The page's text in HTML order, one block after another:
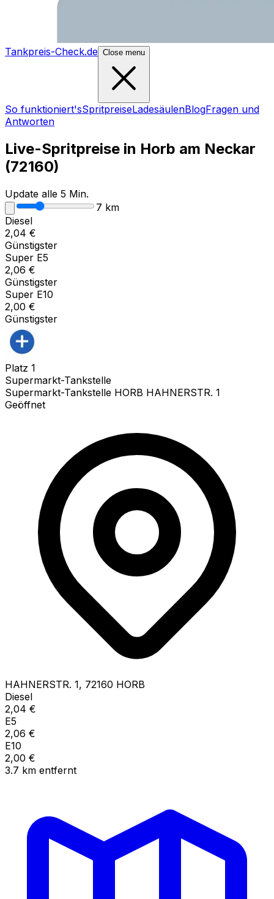
Tankpreis-Check.de Close menu
So funktioniert'sSpritpreiseLadesäulenBlogFragen und
Antworten
Live-Spritpreise in Horb am Neckar
(72160)
Update alle 5 Min.
7 km
Diesel
2,04 €
Günstigster
Super E5
2,06 €
Günstigster
Super E10
2,00 €
Günstigster
Platz 1
Supermarkt-Tankstelle
Supermarkt-Tankstelle HORB HAHNERSTR. 1
Geöffnet
HAHNERSTR. 1, 72160 HORB
Diesel
2,04 €
E5
2,06 €
E10
2,00 €
3.7 km entfernt